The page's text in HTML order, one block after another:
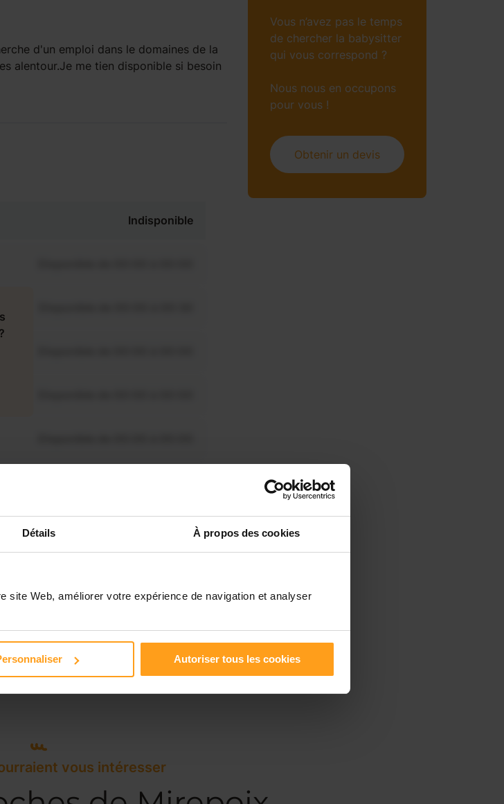
Détails À propos des cookies
site Web, améliorer votre expérience de navigation et analyser
Autoriser tous les cookies
d'un emploi dans le domaines de la
alentour.Je me tien disponible si besoin
Indisponible
Vous n’avez pas le temps
de chercher la babysitter
qui vous correspond ?
Nous nous en occupons
pour vous !
Obtenir un devis
vous intéresser